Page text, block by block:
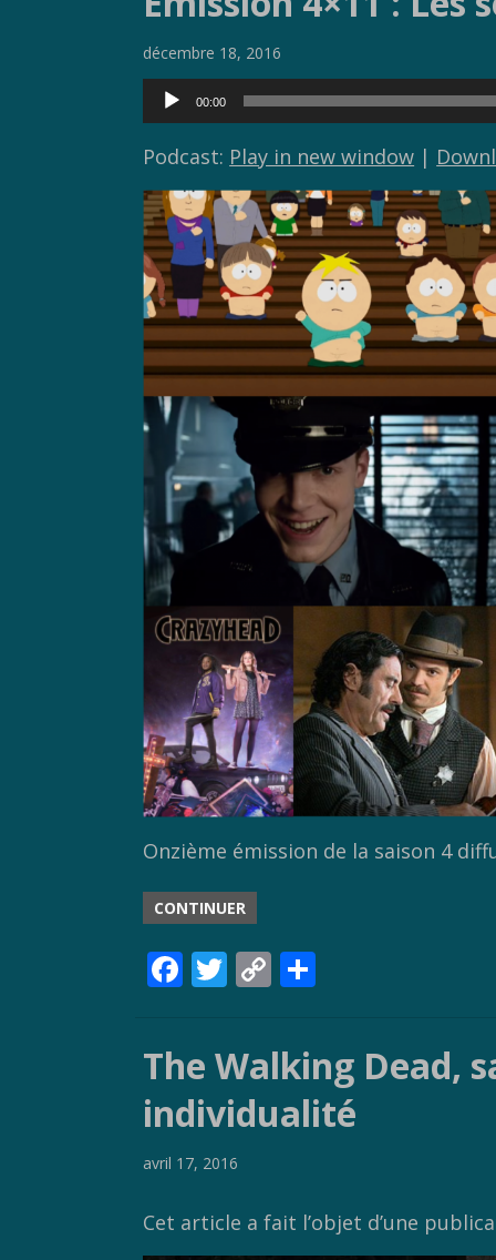
b
o
o
k
er y
Li
n
k
g
décembre 18, 2016
Lecteur
audio
00:00
Podcast: Play in new window |
Onzième émission de la saison 4
CONTINUER
F
b
o
o
k
T
er
C
p
y
Li
g
er
The Walking Dead,
individualité
avril 17, 2016
Cet article a fait l’objet d’une